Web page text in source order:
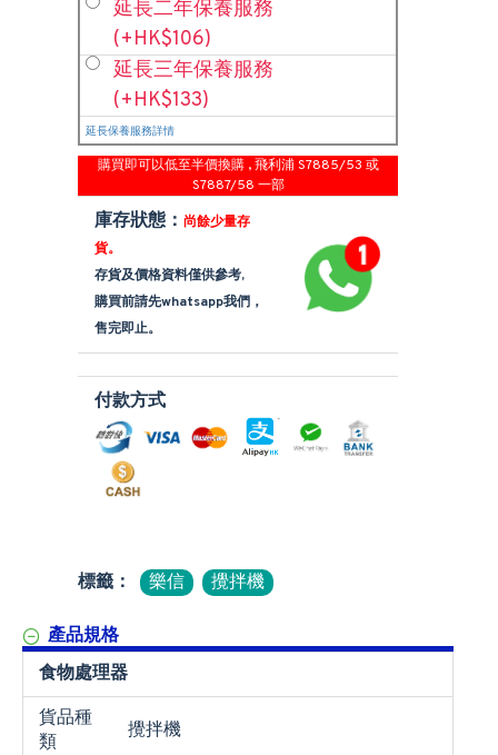
延長二年保養服務
(+HK$106)
延長三年保養服務
(+HK$133)
延長保養服務詳情
購買即可以低至半價換購 , 飛利浦 S7885/53 或
S7887/58 一部
庫存狀態： 尚餘少量存
貨。
存貨及價格資料僅供參考,
購買前請先whatsapp我們，
售完即止。
付款方式
標籤： 樂信 攪拌機
產品規格
食物處理器
貨品種
類
攪拌機